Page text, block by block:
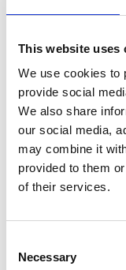
This website uses
We use cookies to
provide social
We also share
our social media,
may combine it
provided to them
of their services.
Selection
Necessary
8.Gröne Skog
kalkbrott i
sevärt.
9.Skagen -
detta
platsen är
insekter.Här
ängarna och
11.Råbäck
-